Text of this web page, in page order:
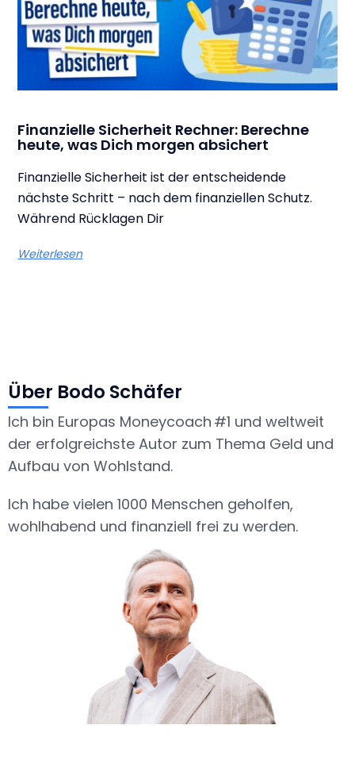
Finanzielle Sicherheit Rechner: Berechne
heute, was Dich morgen absichert
Finanzielle Sicherheit ist der entscheidende
nächste Schritt – nach dem finanziellen Schutz.
Während Rücklagen Dir
Weiterlesen
Über Bodo Schäfer​
Ich bin Europas Moneycoach #1 und weltweit
der erfolgreichste Autor zum Thema Geld und
Aufbau von Wohlstand.
Ich habe vielen 1000 Menschen geholfen,
wohlhabend und finanziell frei zu werden.